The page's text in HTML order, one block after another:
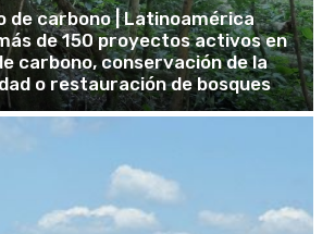
de carbono | Latinoamérica
de 150 proyectos activos en
carbono, conservación de la
o restauración de bosques